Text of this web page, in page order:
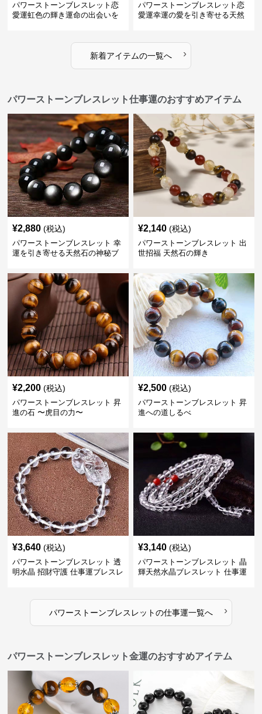
パワーストーンブレスレット恋
愛運虹色の輝き運命の出会いを
パワーストーンブレスレット恋
愛運幸運の愛を引き寄せる天然
新着アイテムの一覧へ ›
パワーストーンブレスレット仕事運のおすすめアイテム
¥2,880 (税込)
パワーストーンブレスレット 幸
運を引き寄せる天然石の神秘ブ
¥2,140 (税込)
パワーストーンブレスレット 出
世招福 天然石の輝き
¥2,200 (税込)
パワーストーンブレスレット 昇
進の石 〜虎目の力〜
¥2,500 (税込)
パワーストーンブレスレット 昇
進への道しるべ
¥3,640 (税込)
パワーストーンブレスレット 透
明水晶 招財守護 仕事運ブレスレ
¥3,140 (税込)
パワーストーンブレスレット 晶
輝天然水晶ブレスレット 仕事運
パワーストーンブレスレットの仕事運一覧へ ›
パワーストーンブレスレット金運のおすすめアイテム